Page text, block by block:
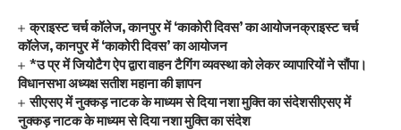
क्राइस्ट चर्च कॉलेज, कानपुर में ‘काकोरी दिवस’ का आयोजनक्राइस्ट चर्च
कॉलेज, कानपुर में ‘काकोरी दिवस’ का आयोजन
*उ प्र में जियोटैग ऐप द्वारा वाहन टैगिंग व्यवस्था को लेकर व्यापारियों ने सौंपा।
विधानसभा अध्यक्ष सतीश महाना की ज्ञापन
सीएसए में नुक्कड़ नाटक के माध्यम से दिया नशा मुक्ति का संदेशसीएसए में
नुक्कड़ नाटक के माध्यम से दिया नशा मुक्ति का संदेश